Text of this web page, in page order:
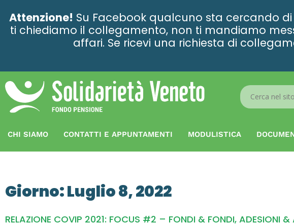
Attenzione! Su Facebook qualcuno sta cercando
ti chiediamo il collegamento, non ti mandiamo
affari. Se ricevi una richiesta di
Search
...
CHI SIAMO CONTATTI E APPUNTAMENTI MODULISTICA
Giorno: Luglio 8, 2022
RELAZIONE COVIP 2021: FOCUS #2 – FONDI & FONDI, ADESIONI &